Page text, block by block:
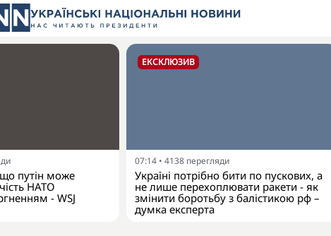
путін може
НАТО
- WSJ
ЕКСКЛЮЗИВ
07:14 • 4138 перегляди
Україні потрібно бити по пускових, а
не лише перехоплювати ракети - як
змінити боротьбу з балістикою рф –
думка експерта